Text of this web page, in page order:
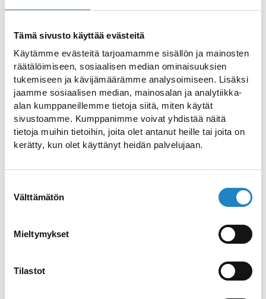
Tämä sivusto käyttää evästeitä
Käytämme evästeitä tarjoamamme sisällön ja mainosten
räätälöimiseen, sosiaalisen median ominaisuuksien
tukemiseen ja kävijämäärämme analysoimiseen. Lisäksi
jaamme sosiaalisen median, mainosalan ja analytiikka-
alan kumppaneillemme tietoja siitä, miten käytät
sivustoamme. Kumppanimme voivat yhdistää näitä
tietoja muihin tietoihin, joita olet antanut heille tai joita on
kerätty, kun olet käyttänyt heidän palvelujaan.
valinta
Välttämätön
Mieltymykset
Tilastot
Stromschnellen, Partakoski und
1700-1800 von Mühlen nutzbar gemacht
wurde.
Die sauberen Stromschnellen fließen
heute auf natürliche Weise vom Kuolimo-
See in den Saimaa-See und sind eine klare
und attraktive Sehenswürdigkeit in
Südfinnland. Ein Rückstau auf der unteren
Seite der Stromschnellen bleibt über
nicht selten kann man einen kleinen Vogel
Weißkehlwasseramsel, beobachten, die
verbringt.